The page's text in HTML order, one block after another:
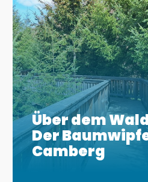
Über dem
Der
Camberg